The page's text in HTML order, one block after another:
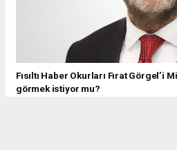
Fısıltı Haber Okurları Fırat Görgel’i
görmek istiyor mu?